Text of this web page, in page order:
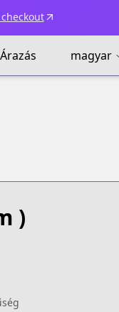
Árazás magyar
)